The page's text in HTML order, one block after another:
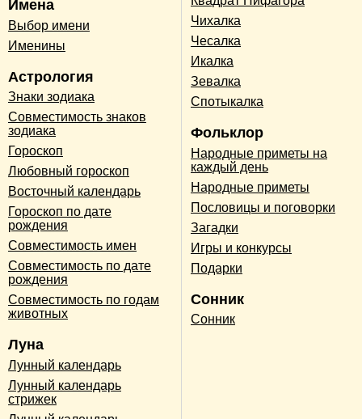
Имена
Выбор имени
Именины
Астрология
Знаки зодиака
Совместимость знаков
зодиака
Гороскоп
Любовный гороскоп
Восточный календарь
Гороскоп по дате
рождения
Совместимость имен
Совместимость по дате
рождения
Совместимость по годам
животных
Луна
Лунный календарь
Лунный календарь
стрижек
Чихалка
Чесалка
Икалка
Зевалка
Спотыкалка
Фольклор
Народные приметы на
каждый день
Народные приметы
Пословицы и поговорки
Загадки
Игры и конкурсы
Подарки
Сонник
Сонник